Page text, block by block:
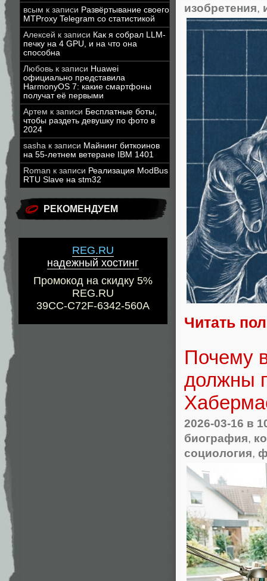
всым к записи Развёртывание своего
MTProxy Telegram со статистикой
Алексей к записи Как я собрал LLM-
печку на 4 GPU, и на что она
способна
Любовь к записи Huawei
официально представила
HarmonyOS 7: какие смартфоны
получат её первыми
Артем к записи Бесплатные боты,
чтобы раздеть девушку по фото в
2024
sasha к записи Майнинг биткоинов
на 55-летнем ветеране IBM 1401
Roman к записи Реализация ModBus
RTU Slave на stm32
РЕКОМЕНДУЕМ
REG.RU
надежный хостинг
Промокод на скидку 5%
REG.RU
39CC-C72F-6342-560A
изобретения,
Читать
Почему
должны
2026-03-16 в
биография,
социология,